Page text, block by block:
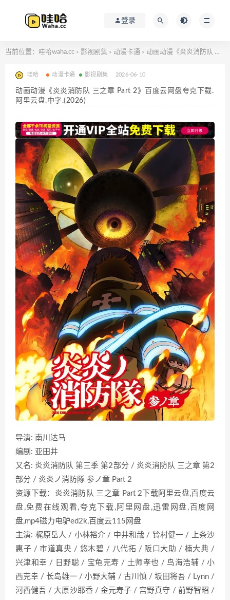
登录
当前位置： 哇哈waha.cc > 影视剧集 > 动漫卡通 > 动画动漫《炎炎消防队 三之章 Part 2》百度云网盘夸克下载.阿里云盘.中字.(2026)
哇哈 动漫卡通 影视剧集 2026-06-10
动画动漫《炎炎消防队 三之章 Part 2》百度云网盘夸克下载.
阿里云盘.中字.(2026)
导演: 南川达马
编剧: 亚田井
又名: 炎炎消防队 第三季 第2部分 / 炎炎消防队 三之章 第2
部分 / 炎炎ノ消防隊 参ノ章 Part 2
资源下载：炎炎消防队 三之章 Part 2下载阿里云盘,百度云
盘,免费在线观看,夸克下载,阿里网盘,迅雷网盘,百度网
盘,mp4磁力电驴ed2k,百度云115网盘
主演: 梶原岳人 / 小林裕介 / 中井和哉 / 铃村健一 / 上条沙
惠子 / 市道真央 / 悠木碧 / 八代拓 / 阪口大助 / 楠大典 /
兴津和幸 / 日野聪 / 宝龟克寿 / 土师孝也 / 鸟海浩辅 / 小
西克幸 / 长岛雄一 / 小野大辅 / 古川慎 / 坂田将吾 / Lynn /
河西健吾 / 大原沙耶香 / 金元寿子 / 宫野真守 / 前野智昭 /